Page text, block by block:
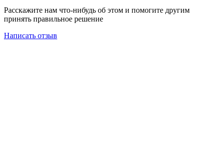
Расскажите нам что-нибудь об этом и помогите другим
принять правильное решение
Написать отзыв